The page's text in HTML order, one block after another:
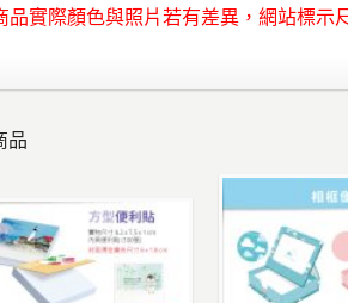
品實際顏色與照片若有差異，網站標示
品